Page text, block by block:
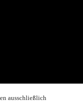
ausschließlich